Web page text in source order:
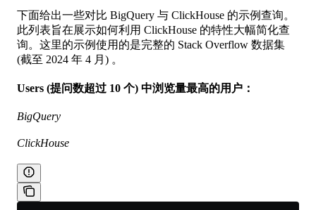
下面给出一些对比 BigQuery 与 ClickHouse 的示例查询。
此列表旨在展示如何利用 ClickHouse 的特性大幅简化查
询。这里的示例使用的是完整的 Stack Overflow 数据集
(截至 2024 年 4 月) 。
Users (提问数超过 10 个) 中浏览量最高的用户：
BigQuery
ClickHouse